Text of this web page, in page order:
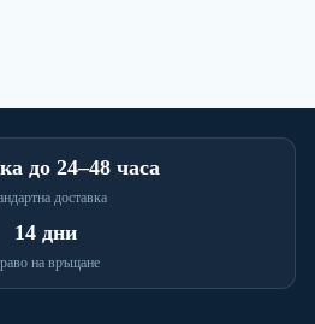
до 24–48 часа
доставка
14 дни
на връщане